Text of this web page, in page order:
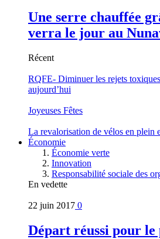
Une serre chauffée
verra le jour au
Récent
RQFE- Diminuer les rejets toxiques
aujourd’hui
Joyeuses Fêtes
La revalorisation de vélos en plein
Économie
Économie verte
Innovation
Responsabilité sociale des
En vedette
22 juin 2017 0
Départ réussi pour